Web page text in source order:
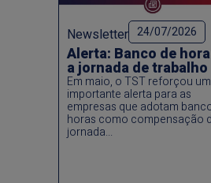
Newsletter 24/07/2026
Alerta: Banco de
a jornada de trabalho
Em maio, o TST reforçou um
importante alerta para as
empresas que adotam
horas como compensação
jornada...